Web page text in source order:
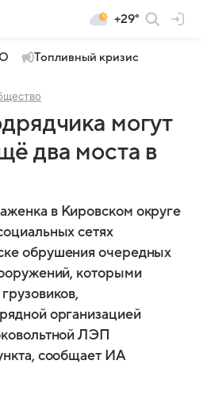
+29°
Топливный кризис
могут
два моста в
в Кировском округе
сетях
обрушения очередных
которыми
организацией
ЛЭП
сообщает ИА